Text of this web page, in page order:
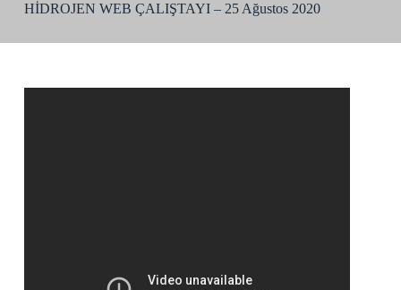
HİDROJEN WEB ÇALIŞTAYI – 25 Ağustos 2020